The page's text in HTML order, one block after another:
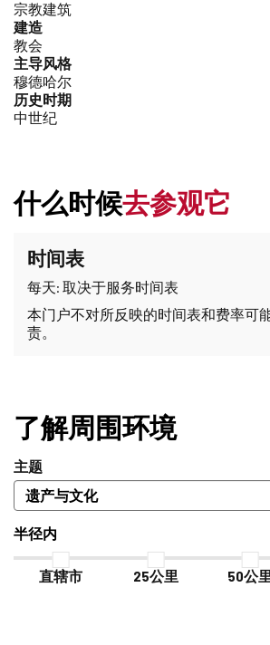
宗教建筑
建造
教会
主导风格
穆德哈尔
历史时期
中世纪
什么时候去参观它
时间表
每天: 取决于服务时间表
本门户不对所反映的时间表和费率可
责。
了解周围环境
主题
半径内
直辖市 25公里 50公